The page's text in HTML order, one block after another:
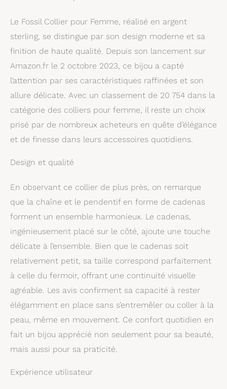
Le Fossil Collier pour Femme, réalisé en argent
sterling, se distingue par son design moderne et sa
finition de haute qualité. Depuis son lancement sur
Amazon.fr le 2 octobre 2023, ce bijou a capté
l’attention par ses caractéristiques raffinées et son
allure délicate. Avec un classement de 20 754 dans la
catégorie des colliers pour femme, il reste un choix
prisé par de nombreux acheteurs en quête d’élégance
et de finesse dans leurs accessoires quotidiens.
Design et qualité
En observant ce collier de plus près, on remarque
que la chaîne et le pendentif en forme de cadenas
forment un ensemble harmonieux. Le cadenas,
ingénieusement placé sur le côté, ajoute une touche
délicate à l’ensemble. Bien que le cadenas soit
relativement petit, sa taille correspond parfaitement
à celle du fermoir, offrant une continuité visuelle
agréable. Les avis confirment sa capacité à rester
élégamment en place sans s’entremêler ou coller à la
peau, même en mouvement. Ce confort quotidien en
fait un bijou apprécié non seulement pour sa beauté,
mais aussi pour sa praticité.
Expérience utilisateur